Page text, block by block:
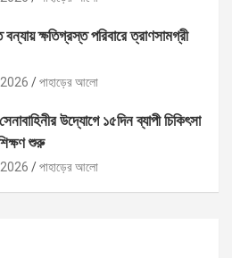
বন্যায় ক্ষতিগ্রস্ত পরিবারে ত্রাণসামগ্রী
পাহাড়ের আলো
উদ্যোগে ১৫দিন ব্যাপী চিকিৎসা
শুরু
পাহাড়ের আলো